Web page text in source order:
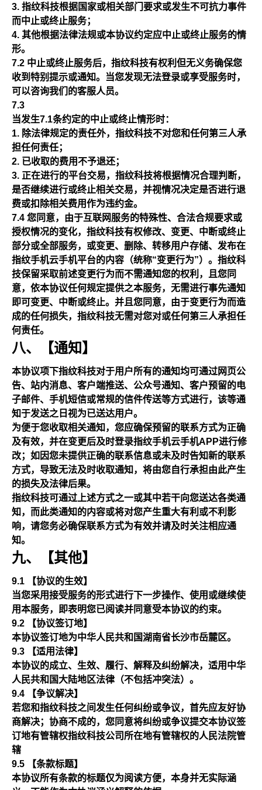
指纹科技根据国家或相关部门要求或发生不可抗力事件
而中止或终止服务；
其他根据法律法规或本协议约定应中止或终止服务的情
形。
7.2 中止或终止服务后，指纹科技有权利但无义务确保您
收到特别提示或通知。当您发现无法登录或享受服务时，
可以咨询我们的客服人员。
7.3
当发生7.1条约定的中止或终止情形时：
除法律规定的责任外，指纹科技不对您和任何第三人承
担任何责任；
已收取的费用不予退还；
正在进行的平台交易，指纹科技将根据情况合理判断，
是否继续进行或终止相关交易，并视情况决定是否进行退
费或扣除相关费用作为违约金。
7.4 您同意，由于互联网服务的特殊性、合法合规要求或
授权情况的变化，指纹科技有权修改、变更、中断或终止
部分或全部服务，或变更、删除、转移用户存储、发布在
指纹手机云手机平台的内容（统称“变更行为”）。指纹科
技保留采取前述变更行为而不需通知您的权利，且您同
意，依本协议任何规定提供之本服务，无需进行事先通知
即可变更、中断或终止。并且您同意，由于变更行为而造
成的任何损失，指纹科技无需对您对或任何第三人承担任
何责任。
八、【通知】
本协议项下指纹科技对于用户所有的通知均可通过网页公
告、站内消息、客户端推送、公众号通知、客户预留的电
子邮件、手机短信或常规的信件传送等方式进行，该等通
知于发送之日视为已送达用户。
为便于您收取相关通知，您应确保预留的联系方式为正确
及有效，并在变更后及时登录指纹手机云手机APP进行修
改；如因您未提供正确的联系信息或未及时告知新的联系
方式，导致无法及时收取通知，将由您自行承担由此产生
的损失及法律后果。
指纹科技可通过上述方式之一或其中若干向您送达各类通
知，而此类通知的内容或将对您产生重大有利或不利影
响，请您务必确保联系方式为有效并请及时关注相应通
知。
九、【其他】
9.1 【协议的生效】
当您采用接受服务的形式进行下一步操作、使用或继续使
用本服务，即表明您已阅读并同意受本协议的约束。
9.2 【协议签订地】
本协议签订地为中华人民共和国湖南省长沙市岳麓区。
9.3 【适用法律】
本协议的成立、生效、履行、解释及纠纷解决，适用中华
人民共和国大陆地区法律（不包括冲突法）。
9.4 【争议解决】
若您和指纹科技之间发生任何纠纷或争议，首先应友好协
商解决；协商不成的，您同意将纠纷或争议提交本协议签
订地有管辖权指纹科技公司所在地有管辖权的人民法院管
辖
9.5 【条款标题】
本协议所有条款的标题仅为阅读方便，本身并无实际涵